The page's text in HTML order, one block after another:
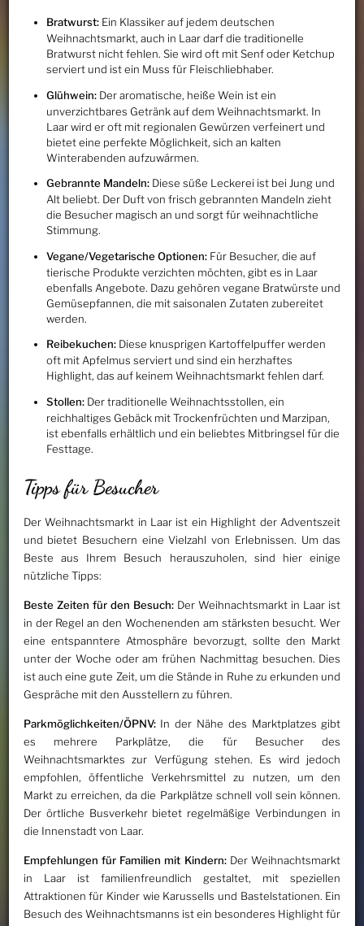
Bratwurst:Ein Klassiker auf jedem deutschen
Weihnachtsmarkt, auch in Laar darf die traditionelle
Bratwurst nicht fehlen. Sie wird oft mit Senf oder Ketchup
serviert und ist ein Muss für Fleischliebhaber.
Glühwein:Der aromatische, heiße Wein ist ein
unverzichtbares Getränk auf dem Weihnachtsmarkt. In
Laar wird er oft mit regionalen Gewürzen verfeinert und
bietet eine perfekte Möglichkeit, sich an kalten
Winterabenden aufzuwärmen.
Gebrannte Mandeln:Diese süße Leckerei ist bei Jung und
Alt beliebt. Der Duft von frisch gebrannten Mandeln zieht
die Besucher magisch an und sorgt für weihnachtliche
Stimmung.
Vegane/Vegetarische Optionen:Für Besucher, die auf
tierische Produkte verzichten möchten, gibt es in Laar
ebenfalls Angebote. Dazu gehören vegane Bratwürste und
Gemüsepfannen, die mit saisonalen Zutaten zubereitet
werden.
Reibekuchen:Diese knusprigen Kartoffelpuffer werden
oft mit Apfelmus serviert und sind ein herzhaftes
Highlight, das auf keinem Weihnachtsmarkt fehlen darf.
Stollen:Der traditionelle Weihnachtsstollen, ein
reichhaltiges Gebäck mit Trockenfrüchten und Marzipan,
ist ebenfalls erhältlich und ein beliebtes Mitbringsel für die
Festtage.
Tipps für Besucher
Der Weihnachtsmarkt in Laar ist ein Highlight der Adventszeit
und bietet Besuchern eine Vielzahl von Erlebnissen. Um das
Beste aus Ihrem Besuch herauszuholen, sind hier einige
nützliche Tipps:
Beste Zeiten für den Besuch:Der Weihnachtsmarkt in Laar ist
in der Regel an den Wochenenden am stärksten besucht. Wer
eine entspanntere Atmosphäre bevorzugt, sollte den Markt
unter der Woche oder am frühen Nachmittag besuchen. Dies
ist auch eine gute Zeit, um die Stände in Ruhe zu erkunden und
Gespräche mit den Ausstellern zu führen.
Parkmöglichkeiten/ÖPNV:In der Nähe des Marktplatzes gibt
es mehrere Parkplätze, die für Besucher des
Weihnachtsmarktes zur Verfügung stehen. Es wird jedoch
empfohlen, öffentliche Verkehrsmittel zu nutzen, um den
Markt zu erreichen, da die Parkplätze schnell voll sein können.
Der örtliche Busverkehr bietet regelmäßige Verbindungen in
die Innenstadt von Laar.
Empfehlungen für Familien mit Kindern:Der Weihnachtsmarkt
in Laar ist familienfreundlich gestaltet, mit speziellen
Attraktionen für Kinder wie Karussells und Bastelstationen. Ein
Besuch des Weihnachtsmanns ist ein besonderes Highlight für